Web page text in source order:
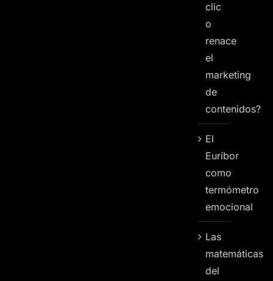
clic
o
renace
el
marketing
de
contenidos?
El
Euríbor
como
termómetro
emocional
Las
matemáticas
del